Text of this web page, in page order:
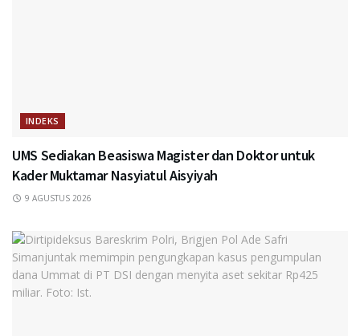
INDEKS
UMS Sediakan Beasiswa Magister dan Doktor untuk
Kader Muktamar Nasyiatul Aisyiyah
9 AGUSTUS 2026